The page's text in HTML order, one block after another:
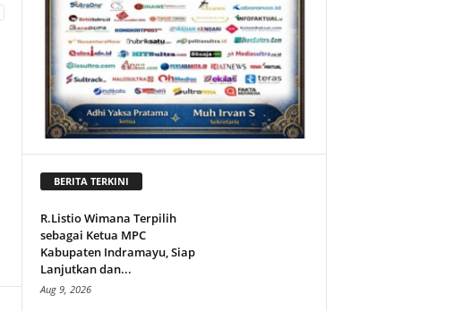
BERITA TERKINI
R.Listio Wimana Terpilih
sebagai Ketua MPC
Kabupaten Indramayu, Siap
Lanjutkan dan...
Aug 9, 2026